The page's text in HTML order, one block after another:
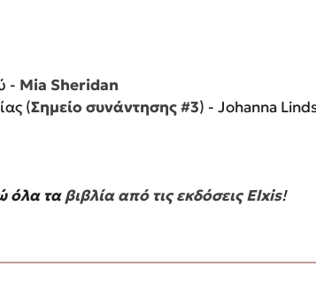
- Mia Sheridan
(Σημείο συνάντησης #3) - Johanna
όλα τα βιβλία από τις εκδόσεις Elxis!